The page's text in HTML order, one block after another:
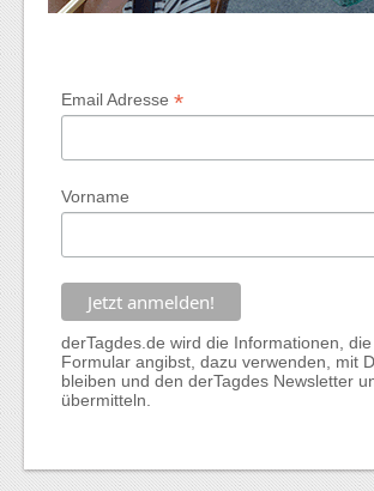
Email Adresse*
Vorname
derTagdes.de wird die Informationen,
Formular angibst, dazu verwenden, mit
bleiben und den derTagdes Newsletter
übermitteln.